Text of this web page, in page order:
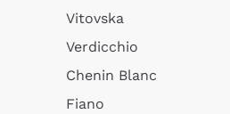
Vitovska
Verdicchio
Chenin Blanc
Fiano